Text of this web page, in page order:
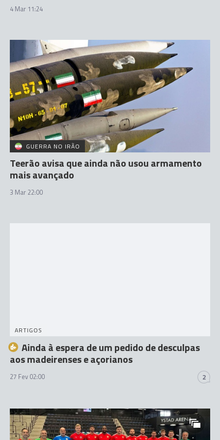
4 Mar 11:24
GUERRA NO IRÃO
Teerão avisa que ainda não usou armamento
mais avançado
3 Mar 22:00
ARTIGOS
Ainda à espera de um pedido de desculpas
aos madeirenses e açorianos
27 Fev 02:00 2